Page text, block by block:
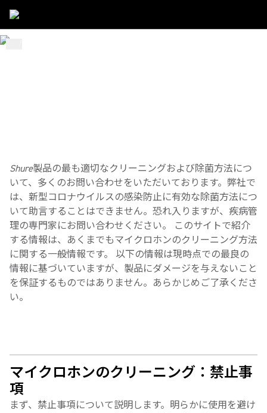
Shure製品の最も適切なクリーニングおよび除菌方法につ
いて、多くのお問い合わせをいただいております。弊社で
は、新型コロナウイルスの感染防止に有効な除菌方法につ
いて助言することはできません。恐れ入りますが、疾病管
理の専門家にお問い合わせください。 このサイトで紹介
する情報は、あくまでもマイクロホンのクリーニング方法
に関する一般情報です。 以下の情報は現時点での最良の
情報に基づいていますが、製品にダメージを与えないこと
を保証するものではありません。あらかじめご了承くださ
い。
マイクロホンのクリーニング：禁止事
項
まず、禁止事項について説明します。明らかに使用を避け